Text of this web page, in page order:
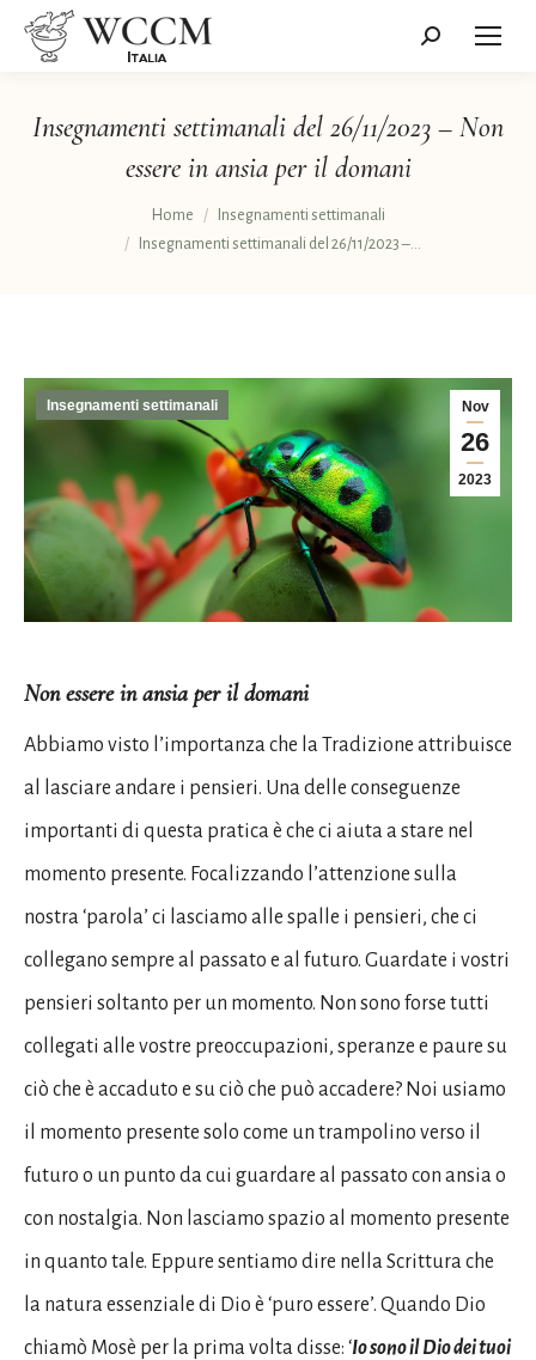
Cerca:
Insegnamenti settimanali del 26/11/2023 – Non
essere in ansia per il domani
Home
Insegnamenti settimanali
Insegnamenti settimanali del 26/11/2023 –…
Nov
26
2023
Insegnamenti settimanali
Non essere in ansia per il domani
Abbiamo visto l’importanza che la Tradizione attribuisce
al lasciare andare i pensieri. Una delle conseguenze
importanti di questa pratica è che ci aiuta a stare nel
momento presente. Focalizzando l’attenzione sulla
nostra ‘parola’ ci lasciamo alle spalle i pensieri, che ci
collegano sempre al passato e al futuro. Guardate i vostri
pensieri soltanto per un momento. Non sono forse tutti
collegati alle vostre preoccupazioni, speranze e paure su
ciò che è accaduto e su ciò che può accadere? Noi usiamo
il momento presente solo come un trampolino verso il
futuro o un punto da cui guardare al passato con ansia o
con nostalgia. Non lasciamo spazio al momento presente
in quanto tale. Eppure sentiamo dire nella Scrittura che
la natura essenziale di Dio è ‘puro essere’. Quando Dio
chiamò Mosè per la prima volta disse: ‘Io sono il Dio dei tuoi